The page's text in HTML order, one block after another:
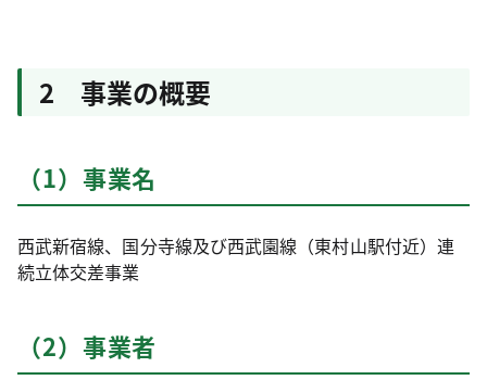
2 事業の概要
（1）事業名
西武新宿線、国分寺線及び西武園線（東村山駅付近）連
続立体交差事業
（2）事業者